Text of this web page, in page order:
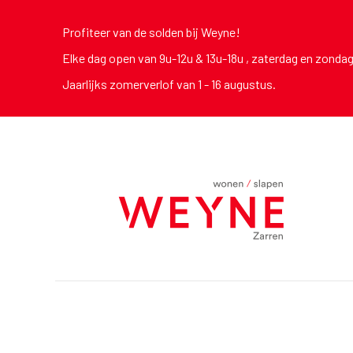
Profiteer van de solden bij Weyne!
Elke dag open van 9u-12u & 13u-18u , zaterdag en
Jaarlijks zomerverlof van 1 - 16 augustus.